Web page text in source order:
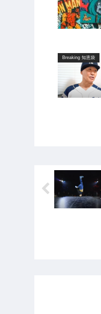
Breaking 知恵袋